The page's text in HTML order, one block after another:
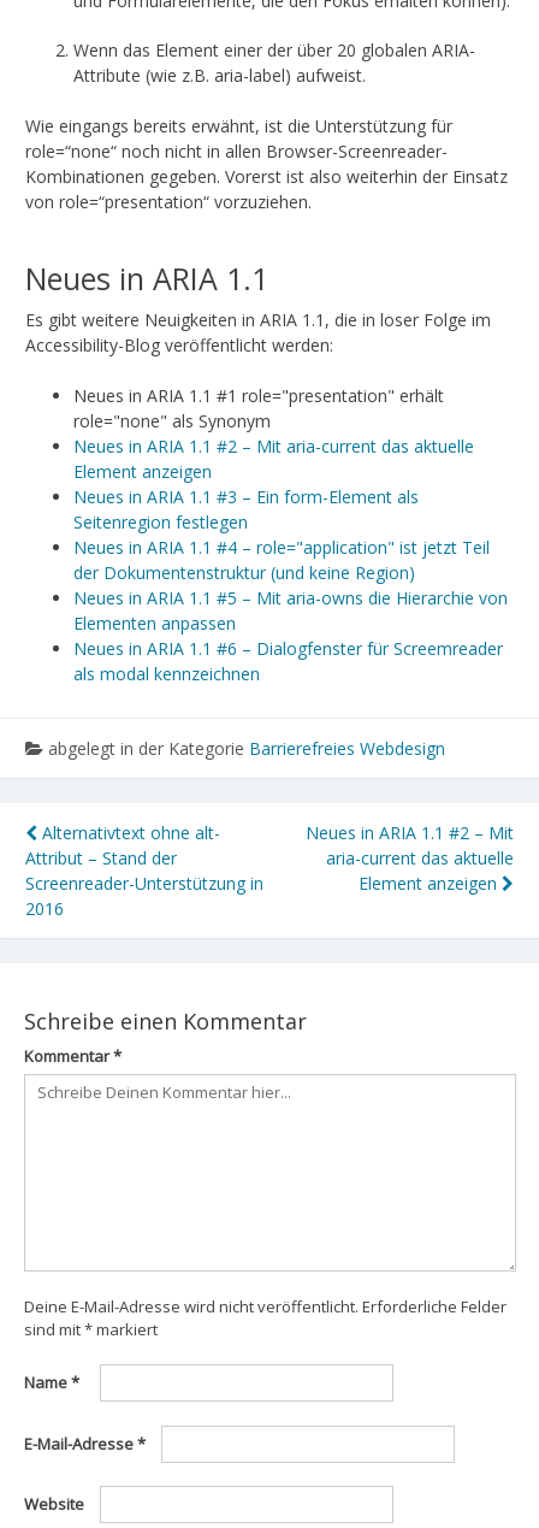
Wenn das Element einer der über 20 globalen ARIA-
Attribute (wie z.B. aria-label) aufweist.
Wie eingangs bereits erwähnt, ist die Unterstützung für
role=“none“ noch nicht in allen Browser-Screenreader-
Kombinationen gegeben. Vorerst ist also weiterhin der Einsatz
von role=“presentation“ vorzuziehen.
Neues in ARIA 1.1
Es gibt weitere Neuigkeiten in ARIA 1.1, die in loser Folge im
Accessibility-Blog veröffentlicht werden:
Neues in ARIA 1.1 #1 role="presentation" erhält
role="none" als Synonym
Neues in ARIA 1.1 #2 – Mit aria-current das aktuelle
Element anzeigen
Neues in ARIA 1.1 #3 – Ein form-Element als
Seitenregion festlegen
Neues in ARIA 1.1 #4 – role="application" ist jetzt Teil
der Dokumentenstruktur (und keine Region)
Neues in ARIA 1.1 #5 – Mit aria-owns die Hierarchie von
Elementen anpassen
Neues in ARIA 1.1 #6 – Dialogfenster für Screemreader
als modal kennzeichnen
abgelegt in der Kategorie Barrierefreies Webdesign
Alternativtext ohne alt-
Attribut – Stand der
Screenreader-Unterstützung in
2016
Neues in ARIA 1.1 #2 – Mit
aria-current das aktuelle
Element anzeigen
Schreibe einen Kommentar
Kommentar*
Deine E-Mail-Adresse wird nicht veröffentlicht. Erforderliche Felder
sind mit*markiert
Name*
E-Mail-Adresse*
Website